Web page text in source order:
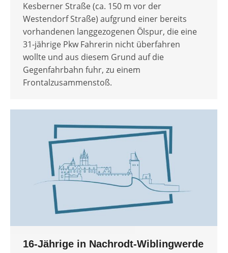
Kesberner Straße (ca. 150 m vor der
Westendorf Straße) aufgrund einer bereits
vorhandenen langgezogenen Ölspur, die eine
31-jährige Pkw Fahrerin nicht überfahren
wollte und aus diesem Grund auf die
Gegenfahrbahn fuhr, zu einem
Frontalzusammenstoß.
16-Jährige in Nachrodt-Wiblingwerde